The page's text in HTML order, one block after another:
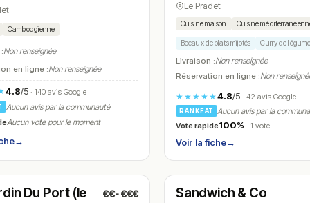
Cambodgienne
Non renseignée
en ligne :Non renseignée
4.8/5· 140 avis Google
Aucun avis par la communauté
Aucun vote pour le moment
→
Le Pradet
Cuisine maison Cuisine
Bocaux de plats mijotés Curry de
Livraison :Non renseignée
Réservation en ligne :Non
★★★★★4.8/5· 42 avis Google
RANKEAT
Aucun avis par la
Vote rapide100% · 1 vote
Voir la fiche→
(09:00 – 01:00)
Du Port (le
€€-€€€ N° 10
Fermé(11:30 – 14:00, 18:30 – 22:00)
Sandwich & Co